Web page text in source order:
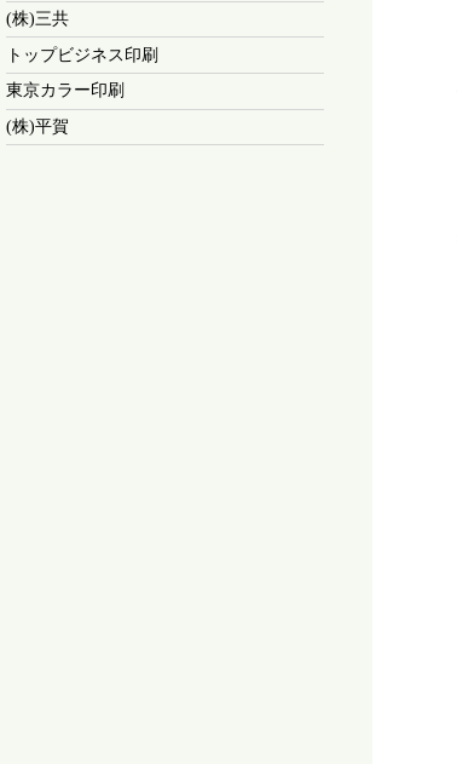
(株)三共
トップビジネス印刷
東京カラー印刷
(株)平賀